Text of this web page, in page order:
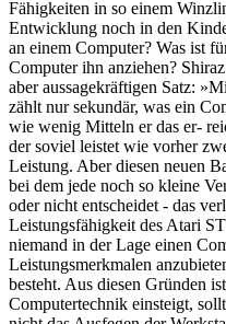
Fähigkeiten in so einem
Entwicklung noch in den
an einem Computer? Was ist
Computer ihn anziehen?
aber aussagekräftigen Satz:
zählt nur sekundär, was ein
wie wenig Mitteln er das er-
der soviel leistet wie vorher
Leistung. Aber diesen neuen
bei dem jede noch so kleine
oder nicht entscheidet - das
Leistungsfähigkeit des Atari
niemand in der Lage einen
Leistungsmerkmalen
besteht. Aus diesen Gründen
Computertechnik einsteigt,